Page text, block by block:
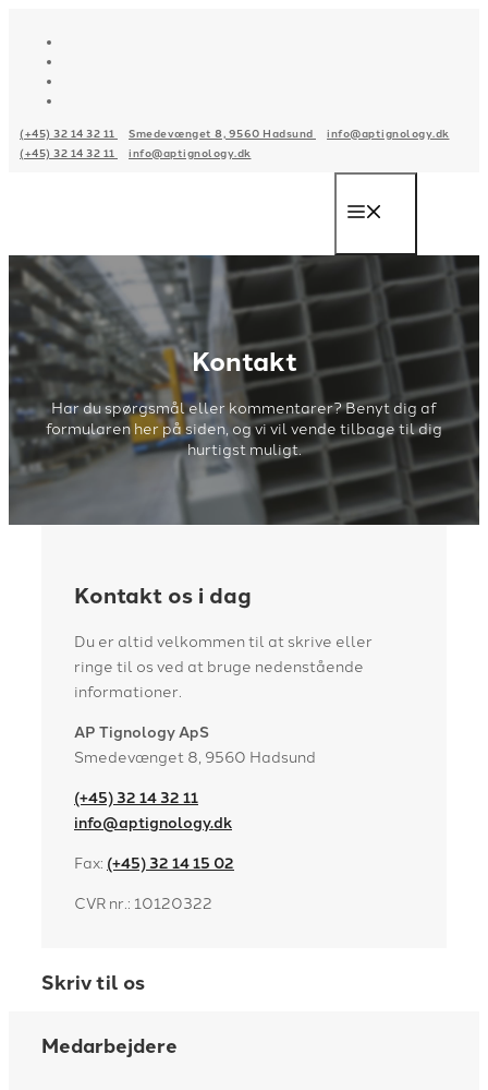
indhold
(+45) 32 14 32 11 Smedevænget 8, 9560 Hadsund
info@aptignology.dk
(+45) 32 14 32 11
info@aptignology.dk
Kontakt
Har du spørgsmål eller kommentarer? Benyt dig af
formularen her på siden, og vi vil vende tilbage til dig
hurtigst muligt.
Kontakt os i dag
Du er altid velkommen til at skrive eller
ringe til os ved at bruge nedenstående
informationer.
AP Tignology ApS
Smedevænget 8, 9560 Hadsund
(+45) 32 14 32 11
info@aptignology.dk
Fax: (+45) 32 14 15 02
CVR nr.: 10120322
Skriv til os
Medarbejdere